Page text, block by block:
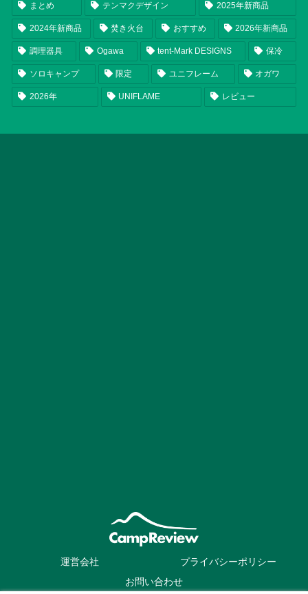
まとめ テンマクデザイン 2025年新商品
2024年新商品 焚き火台 おすすめ 2026年新商品
調理器具 Ogawa tent-Mark DESIGNS 保冷
ソロキャンプ 限定 ユニフレーム オガワ
2026年 UNIFLAME レビュー
運営会社
プライバシーポリシー
お問い合わせ